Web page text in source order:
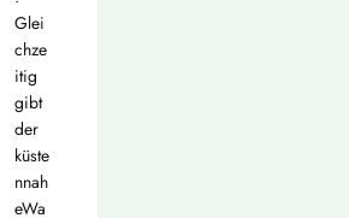
Glei
chze
itig
gibt
der
küste
nnah
eWa